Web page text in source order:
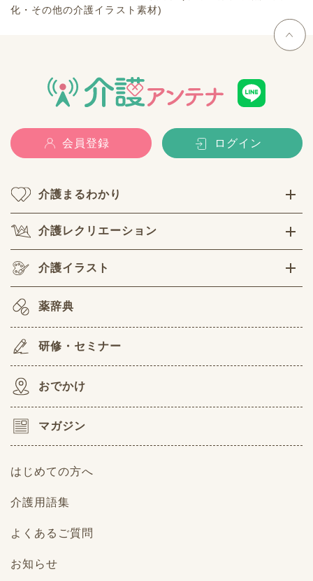
化・その他の介護イラスト素材)
会員登録 ログイン
介護まるわかり
介護レクリエーション
介護イラスト
薬辞典
研修・セミナー
おでかけ
マガジン
はじめての方へ
介護用語集
よくあるご質問
お知らせ